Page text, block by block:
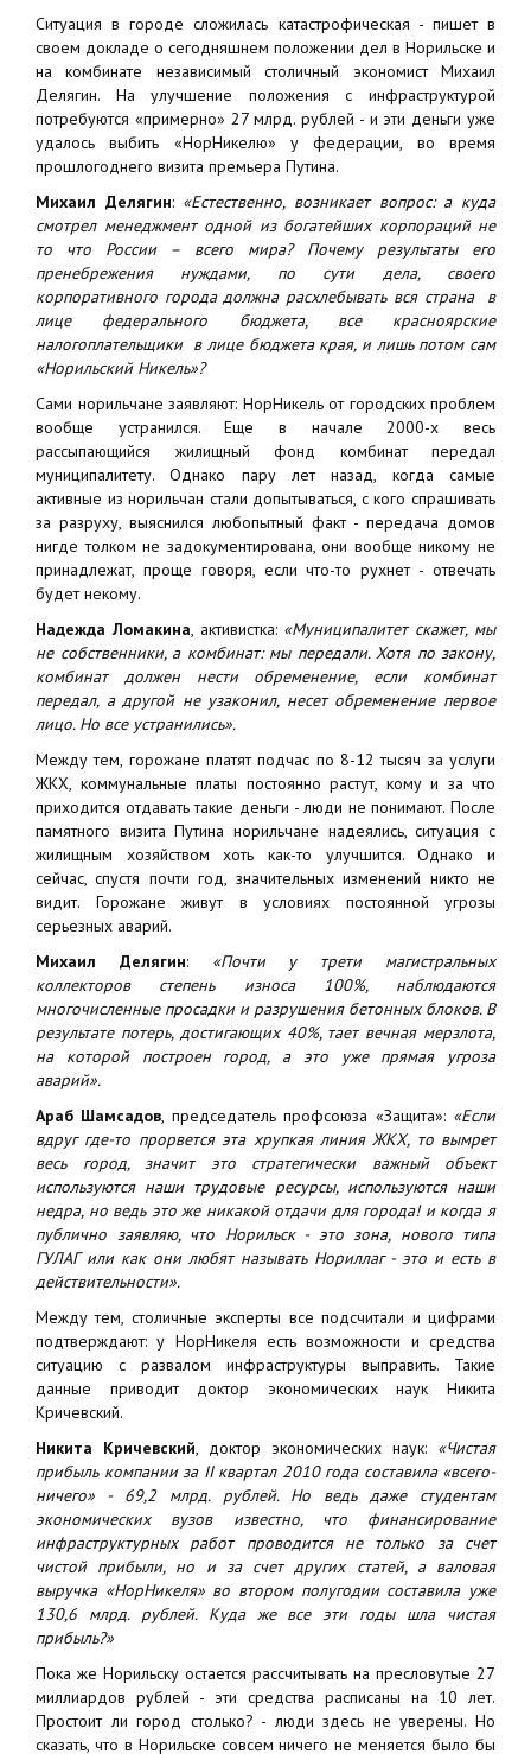
Ситуация в городе сложилась катастрофическая - пишет в
своем докладе о сегодняшнем положении дел в Норильске и
на комбинате независимый столичный экономист Михаил
Делягин. На улучшение положения с инфраструктурой
потребуются «примерно» 27 млрд. рублей - и эти деньги уже
удалось выбить «НорНикелю» у федерации, во время
прошлогоднего визита премьера Путина.
Михаил Делягин: «Естественно, возникает вопрос: а куда
смотрел менеджмент одной из богатейших корпораций не
то что России – всего мира? Почему результаты его
пренебрежения нуждами, по сути дела, своего
корпоративного города должна расхлебывать вся страна в
лице федерального бюджета, все красноярские
налогоплательщики в лице бюджета края, и лишь потом сам
«Норильский Никель»?
Сами норильчане заявляют: НорНикель от городских проблем
вообще устранился. Еще в начале 2000-х весь
рассыпающийся жилищный фонд комбинат передал
муниципалитету. Однако пару лет назад, когда самые
активные из норильчан стали допытываться, с кого спрашивать
за разруху, выяснился любопытный факт - передача домов
нигде толком не задокументирована, они вообще никому не
принадлежат, проще говоря, если что-то рухнет - отвечать
будет некому.
Надежда Ломакина, активистка: «Муниципалитет скажет, мы
не собственники, а комбинат: мы передали. Хотя по закону,
комбинат должен нести обременение, если комбинат
передал, а другой не узаконил, несет обременение первое
лицо. Но все устранились».
Между тем, горожане платят подчас по 8-12 тысяч за услуги
ЖКХ, коммунальные платы постоянно растут, кому и за что
приходится отдавать такие деньги - люди не понимают. После
памятного визита Путина норильчане надеялись, ситуация с
жилищным хозяйством хоть как-то улучшится. Однако и
сейчас, спустя почти год, значительных изменений никто не
видит. Горожане живут в условиях постоянной угрозы
серьезных аварий.
Михаил Делягин: «Почти у трети магистральных
коллекторов степень износа 100%, наблюдаются
многочисленные просадки и разрушения бетонных блоков. В
результате потерь, достигающих 40%, тает вечная мерзлота,
на которой построен город, а это уже прямая угроза
аварий».
Араб Шамсадов, председатель профсоюза «Защита»: «Если
вдруг где-то прорвется эта хрупкая линия ЖКХ, то вымрет
весь город, значит это стратегически важный объект
используются наши трудовые ресурсы, используются наши
недра, но ведь это же никакой отдачи для города! и когда я
публично заявляю, что Норильск - это зона, нового типа
ГУЛАГ или как они любят называть Нориллаг - это и есть в
действительности».
Между тем, столичные эксперты все подсчитали и цифрами
подтверждают: у НорНикеля есть возможности и средства
ситуацию с развалом инфраструктуры выправить. Такие
данные приводит доктор экономических наук Никита
Кричевский.
Никита Кричевский, доктор экономических наук: «Чистая
прибыль компании за II квартал 2010 года составила «всего-
ничего» - 69,2 млрд. рублей. Но ведь даже студентам
экономических вузов известно, что финансирование
инфраструктурных работ проводится не только за счет
чистой прибыли, но и за счет других статей, а валовая
выручка «НорНикеля» во втором полугодии составила уже
130,6 млрд. рублей. Куда же все эти годы шла чистая
прибыль?»
Пока же Норильску остается рассчитывать на пресловутые 27
миллиардов рублей - эти средства расписаны на 10 лет.
Простоит ли город столько? - люди здесь не уверены. Но
сказать, что в Норильске совсем ничего не меняется было бы